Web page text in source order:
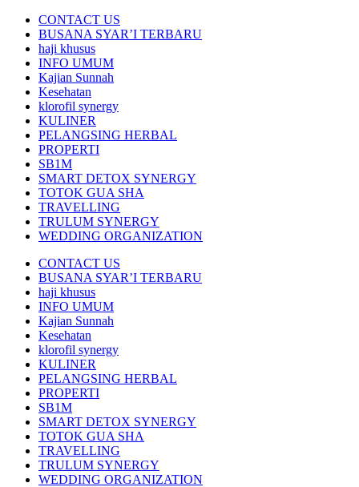
CONTACT US
BUSANA SYAR’I TERBARU
haji khusus
INFO UMUM
Kajian Sunnah
Kesehatan
klorofil synergy
KULINER
PELANGSING HERBAL
PROPERTI
SB1M
SMART DETOX SYNERGY
TOTOK GUA SHA
TRAVELLING
TRULUM SYNERGY
WEDDING ORGANIZATION
CONTACT US
BUSANA SYAR’I TERBARU
haji khusus
INFO UMUM
Kajian Sunnah
Kesehatan
klorofil synergy
KULINER
PELANGSING HERBAL
PROPERTI
SB1M
SMART DETOX SYNERGY
TOTOK GUA SHA
TRAVELLING
TRULUM SYNERGY
WEDDING ORGANIZATION